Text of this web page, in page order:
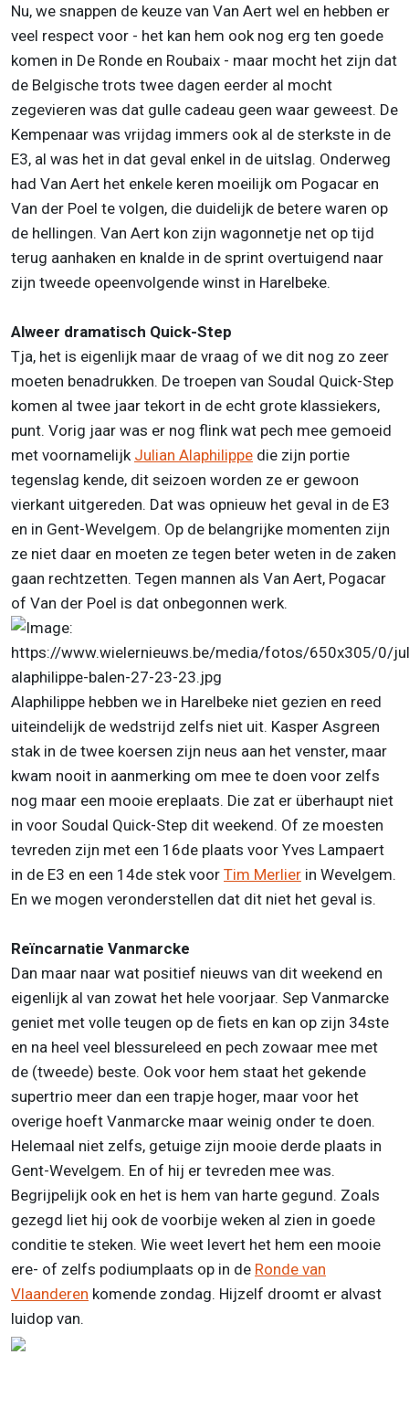
Nu, we snappen de keuze van Van Aert wel en hebben er
veel respect voor - het kan hem ook nog erg ten goede
komen in De Ronde en Roubaix - maar mocht het zijn dat
de Belgische trots twee dagen eerder al mocht
zegevieren was dat gulle cadeau geen waar geweest. De
Kempenaar was vrijdag immers ook al de sterkste in de
E3, al was het in dat geval enkel in de uitslag. Onderweg
had Van Aert het enkele keren moeilijk om Pogacar en
Van der Poel te volgen, die duidelijk de betere waren op
de hellingen. Van Aert kon zijn wagonnetje net op tijd
terug aanhaken en knalde in de sprint overtuigend naar
zijn tweede opeenvolgende winst in Harelbeke.
Alweer dramatisch Quick-Step
Tja, het is eigenlijk maar de vraag of we dit nog zo zeer
moeten benadrukken. De troepen van Soudal Quick-Step
komen al twee jaar tekort in de echt grote klassiekers,
punt. Vorig jaar was er nog flink wat pech mee gemoeid
met voornamelijk Julian Alaphilippe die zijn portie
tegenslag kende, dit seizoen worden ze er gewoon
vierkant uitgereden. Dat was opnieuw het geval in de E3
en in Gent-Wevelgem. Op de belangrijke momenten zijn
ze niet daar en moeten ze tegen beter weten in de zaken
gaan rechtzetten. Tegen mannen als Van Aert, Pogacar
of Van der Poel is dat onbegonnen werk.
Alaphilippe hebben we in Harelbeke niet gezien en reed
uiteindelijk de wedstrijd zelfs niet uit. Kasper Asgreen
stak in de twee koersen zijn neus aan het venster, maar
kwam nooit in aanmerking om mee te doen voor zelfs
nog maar een mooie ereplaats. Die zat er überhaupt niet
in voor Soudal Quick-Step dit weekend. Of ze moesten
tevreden zijn met een 16de plaats voor Yves Lampaert
in de E3 en een 14de stek voor Tim Merlier in Wevelgem.
En we mogen veronderstellen dat dit niet het geval is.
Reïncarnatie Vanmarcke
Dan maar naar wat positief nieuws van dit weekend en
eigenlijk al van zowat het hele voorjaar. Sep Vanmarcke
geniet met volle teugen op de fiets en kan op zijn 34ste
en na heel veel blessureleed en pech zowaar mee met
de (tweede) beste. Ook voor hem staat het gekende
supertrio meer dan een trapje hoger, maar voor het
overige hoeft Vanmarcke maar weinig onder te doen.
Helemaal niet zelfs, getuige zijn mooie derde plaats in
Gent-Wevelgem. En of hij er tevreden mee was.
Begrijpelijk ook en het is hem van harte gegund. Zoals
gezegd liet hij ook de voorbije weken al zien in goede
conditie te steken. Wie weet levert het hem een mooie
ere- of zelfs podiumplaats op in de Ronde van
Vlaanderen komende zondag. Hijzelf droomt er alvast
luidop van.